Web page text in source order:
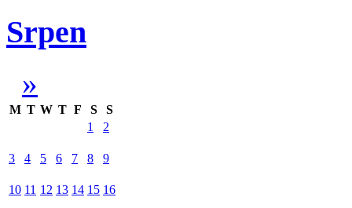
Srpen
»
M T W T F S
S
1
2
3 4 5 6 7 8 9
10 11 12 13 14 15 16